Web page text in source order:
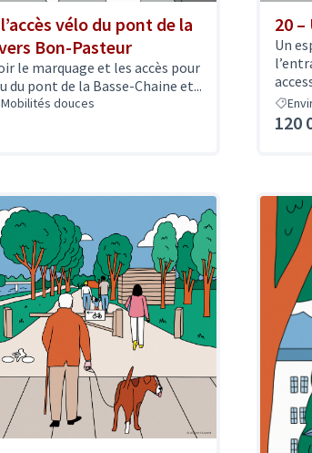
vélo du pont de la
Bon-Pasteur
le marquage et les accès pour
du pont de la Basse-Chaine et...
douces
20
Un
120